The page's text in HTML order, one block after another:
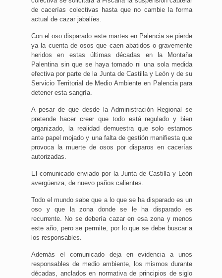
de cacerías colectivas hasta que no cambie la forma
actual de cazar jabalíes.
Con el oso disparado este martes en Palencia se pierde
ya la cuenta de osos que caen abatidos o gravemente
heridos en estas últimas décadas en la Montaña
Palentina sin que se haya tomado ni una sola medida
efectiva por parte de la Junta de Castilla y León y de su
Servicio Territorial de Medio Ambiente en Palencia para
detener esta sangría.
A pesar de que desde la Administración Regional se
pretende hacer creer que todo está regulado y bien
organizado, la realidad demuestra que solo estamos
ante papel mojado y una falta de gestión manifiesta que
provoca la muerte de osos por disparos en cacerías
autorizadas.
El comunicado enviado por la Junta de Castilla y León
avergüenza, de nuevo paños calientes.
Todo el mundo sabe que a lo que se ha disparado es un
oso y que la zona donde se le ha disparado es
recurrente. No se debería cazar en esa zona y menos
este año, pero se permite, por lo que se debe buscar a
los responsables.
Además el comunicado deja en evidencia a unos
responsables de medio ambiente, los mismos durante
décadas, anclados en normativa de principios de siglo